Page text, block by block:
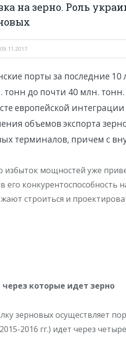
на зерно. Роль
09.11.2017
порты за последние 10
тонн до почти 40 млн.
европейской
объемов экспорта
терминалов, причем с
избыток мощностей уже
его
строиться и
которые идет зерно
зерновых осуществляет
2016 гг.) идет через